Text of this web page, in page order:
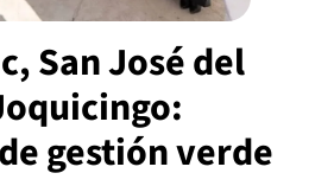
San José del
gestión verde